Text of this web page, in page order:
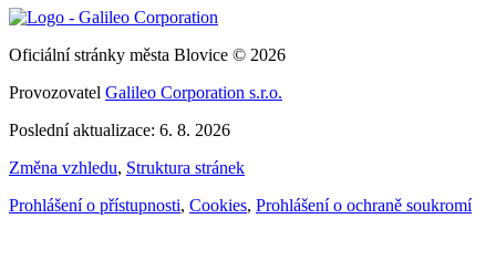
Oficiální stránky města Blovice © 2026
Provozovatel Galileo Corporation s.r.o.
Poslední aktualizace: 6. 8. 2026
Změna vzhledu, Struktura stránek
Prohlášení o přístupnosti, Cookies, Prohlášení o ochraně soukromí